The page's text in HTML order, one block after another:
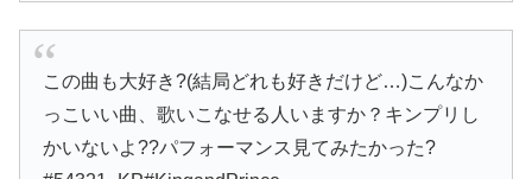
この曲も大好き?(結局どれも好きだけど…)こんなか
っこいい曲、歌いこなせる人いますか？キンプリし
かいないよ??パフォーマンス見てみたかった?